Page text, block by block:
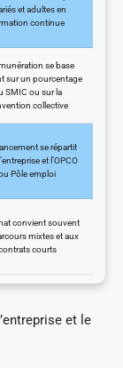
et adultes en
continue
se base
sur un pourcentage
SMIC ou sur la
collective
se répartit
et l’OPCO
Pôle emploi
convient souvent
mixtes et aux
courts
et le